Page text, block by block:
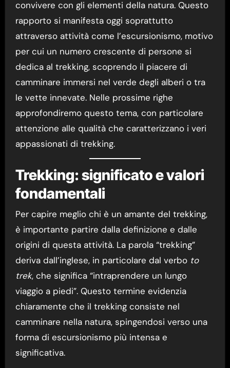
convivere con gli elementi della natura. Questo
rapporto si manifesta oggi soprattutto
attraverso attività come l’escursionismo, motivo
per cui un numero crescente di persone si
dedica al trekking, scoprendo il piacere di
camminare immersi nel verde degli alberi o tra
le vette innevate. Nelle prossime righe
approfondiremo questo tema, con particolare
attenzione alle qualità che caratterizzano i veri
appassionati di trekking.
Trekking: significato e valori
fondamentali
Per capire meglio chi è un amante del trekking,
è importante partire dalla definizione e dalle
origini di questa attività. La parola “trekking”
deriva dall’inglese, in particolare dal verbo to
trek, che significa “intraprendere un lungo
viaggio a piedi”. Questo termine evidenzia
chiaramente che il trekking consiste nel
camminare nella natura, spingendosi verso una
forma di escursionismo più intensa e
significativa.